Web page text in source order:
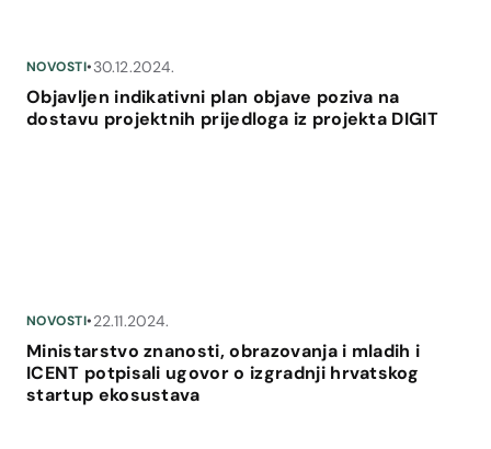
NOVOSTI•30.12.2024.
Objavljen indikativni plan objave poziva na
dostavu projektnih prijedloga iz projekta DIGIT
NOVOSTI•22.11.2024.
Ministarstvo znanosti, obrazovanja i mladih i
ICENT potpisali ugovor o izgradnji hrvatskog
startup ekosustava